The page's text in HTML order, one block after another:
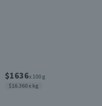
$1636x 100 g
$16.360 x kg